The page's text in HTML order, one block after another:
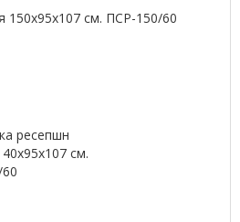
150х95х107 см. ПСР-150/60